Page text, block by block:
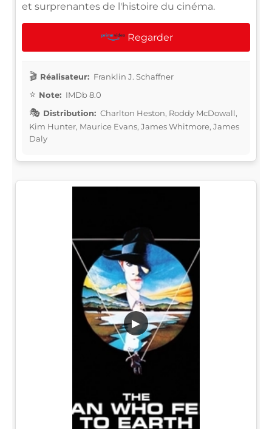
et surprenantes de l'histoire du cinéma.
Regarder
Réalisateur: Franklin J. Schaffner
Note: IMDb 8.0
Distribution: Charlton Heston, Roddy McDowall,
Kim Hunter, Maurice Evans, James Whitmore, James
Daly
▶